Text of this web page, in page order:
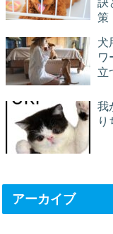
策
犬
ワ
立
我
アーカイブ